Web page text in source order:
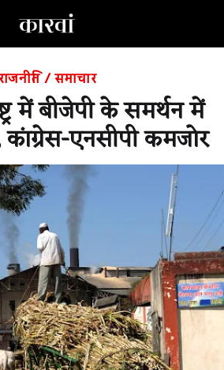
/समाचार
में बीजेपी के समर्थन में
एनसीपी कमजोर